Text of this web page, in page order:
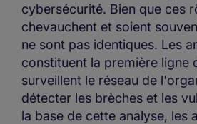
cybersécurité. Bien que ces
chevauchent et soient
ne sont pas identiques. Les
constituent la première ligne
surveillent le réseau de
détecter les brèches et les
la base de cette analyse, les